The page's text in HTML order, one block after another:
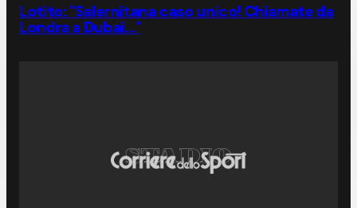
Lotito: "Salernitana caso unico! Chiamate da
Londra a Dubai..."